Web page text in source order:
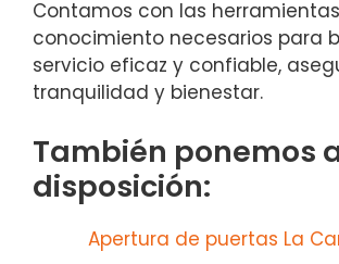
Contamos con las
conocimiento necesarios para
servicio eficaz y confiable,
tranquilidad y bienestar.
También ponemos
disposición:
Apertura de puertas La